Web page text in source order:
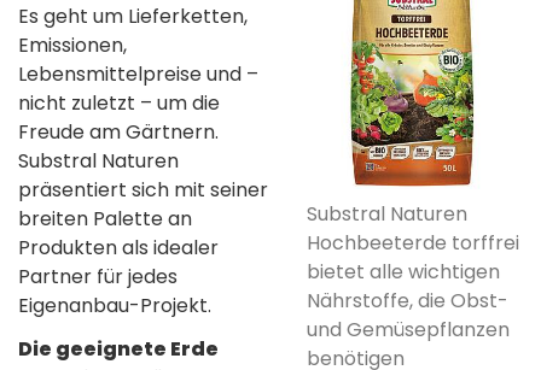
Substral Naturen
Hochbeeterde torffrei
bietet alle wichtigen
Nährstoffe, die Obst-
und Gemüsepflanzen
benötigen
Es geht um Lieferketten,
Emissionen,
Lebensmittelpreise und –
nicht zuletzt – um die
Freude am Gärtnern.
Substral Naturen
präsentiert sich mit seiner
breiten Palette an
Produkten als idealer
Partner für jedes
Eigenanbau-Projekt.
Die geeignete Erde